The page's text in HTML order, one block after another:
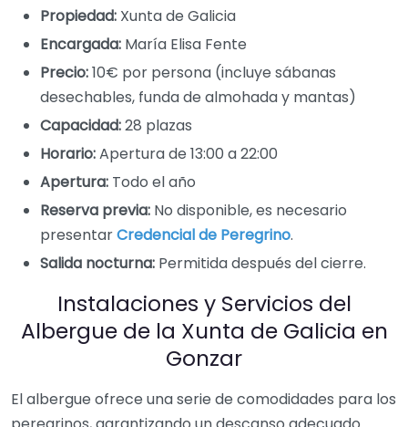
Propiedad: Xunta de Galicia
Encargada: María Elisa Fente
Precio:10€ por persona (incluye sábanas
desechables, funda de almohada y mantas)
Capacidad:28 plazas
Horario:Apertura de 13:00 a 22:00
Apertura: Todo el año
Reserva previa: No disponible, es necesario
presentarCredencial de Peregrino.
Salida nocturna: Permitida después del cierre.
Instalaciones y Servicios del
Albergue de la Xunta de Galicia en
Gonzar
El albergue ofrece una serie de comodidades para los